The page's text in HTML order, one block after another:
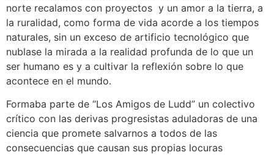
norte recalamos con proyectos y un amor a la tierra, a
la ruralidad, como forma de vida acorde a los tiempos
naturales, sin un exceso de artificio tecnológico que
nublase la mirada a la realidad profunda de lo que un
ser humano es y a cultivar la reflexión sobre lo que
acontece en el mundo.
Formaba parte de “Los Amigos de Ludd” un colectivo
crítico con las derivas progresistas aduladoras de una
ciencia que promete salvarnos a todos de las
consecuencias que causan sus propias locuras